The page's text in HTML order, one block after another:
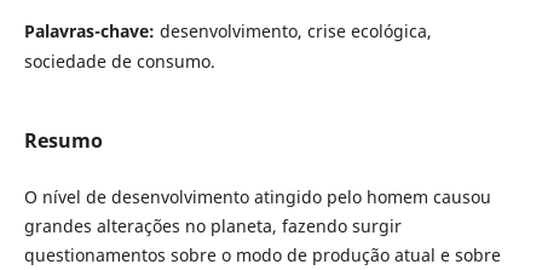
Palavras-chave: desenvolvimento, crise ecológica,
sociedade de consumo.
Resumo
O nível de desenvolvimento atingido pelo homem causou
grandes alterações no planeta, fazendo surgir
questionamentos sobre o modo de produção atual e sobre